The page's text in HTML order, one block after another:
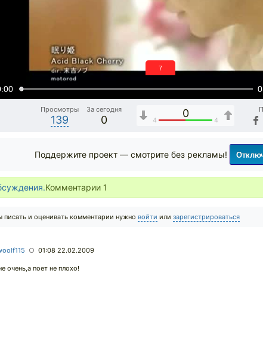
6
Просмотры
139
За сегодня
0
0
4 4
Поддержите проект — смотрите без рекламы!
Комментарии 1
писать и оценивать комментарии нужно войти или зарегистрироваться
○ 01:08 22.02.2009
очень,а поет не плохо!